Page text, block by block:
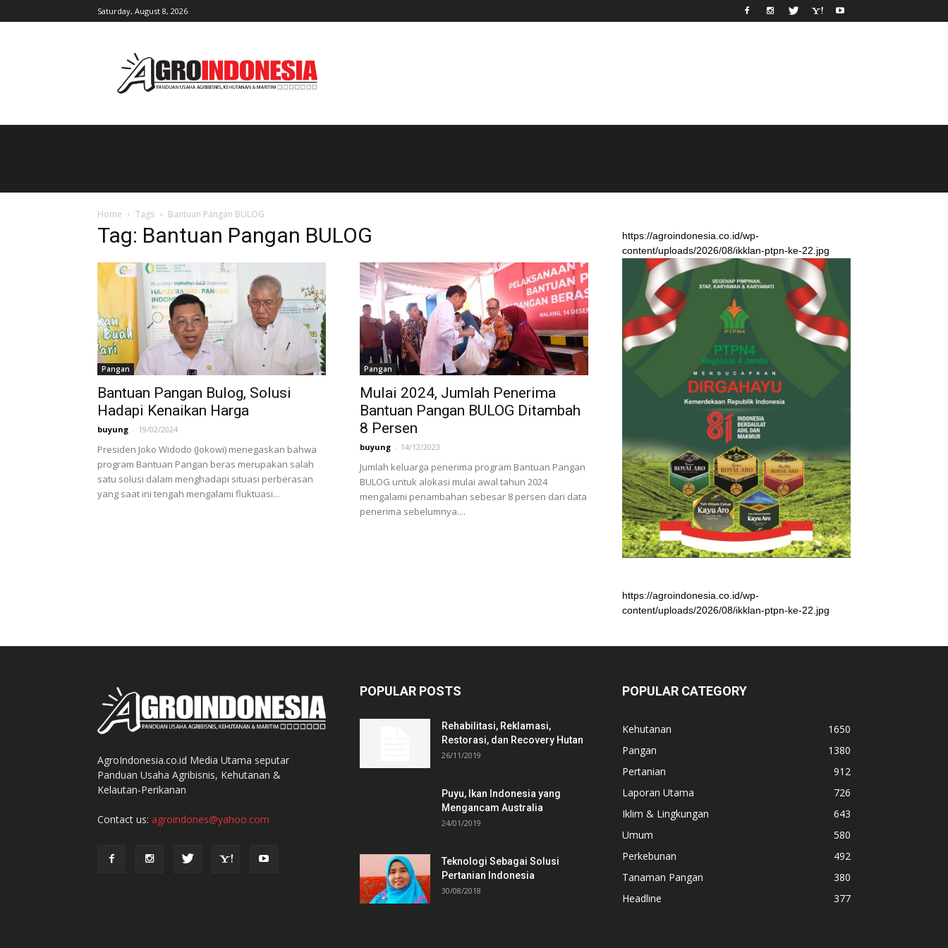
Saturday, August 8, 2026
Home Tags Bantuan Pangan BULOG
Tag: Bantuan Pangan BULOG
Pangan
Bantuan Pangan Bulog, Solusi
Hadapi Kenaikan Harga
buyung - 19/02/2024
Presiden Joko Widodo (Jokowi) menegaskan bahwa
program Bantuan Pangan beras merupakan salah
satu solusi dalam menghadapi situasi perberasan
yang saat ini tengah mengalami fluktuasi...
Pangan
Mulai 2024, Jumlah Penerima
Bantuan Pangan BULOG Ditambah
8 Persen
buyung - 14/12/2023
Jumlah keluarga penerima program Bantuan Pangan
BULOG untuk alokasi mulai awal tahun 2024
mengalami penambahan sebesar 8 persen dari data
penerima sebelumnya....
https://agroindonesia.co.id/wp-
content/uploads/2026/08/ikklan-ptpn-ke-22.jpg
https://agroindonesia.co.id/wp-
content/uploads/2026/08/ikklan-ptpn-ke-22.jpg
AgroIndonesia.co.id Media Utama seputar
Panduan Usaha Agribisnis, Kehutanan &
Kelautan-Perikanan
Contact us: agroindones@yahoo.com
POPULAR POSTS
Rehabilitasi, Reklamasi,
Restorasi, dan Recovery Hutan
26/11/2019
Puyu, Ikan Indonesia yang
Mengancam Australia
24/01/2019
Teknologi Sebagai Solusi
Pertanian Indonesia
30/08/2018
POPULAR CATEGORY
Kehutanan
1650
Pangan
1380
Pertanian
912
Laporan Utama
726
Iklim & Lingkungan
643
Umum
580
Perkebunan
492
Tanaman Pangan
380
Headline
377